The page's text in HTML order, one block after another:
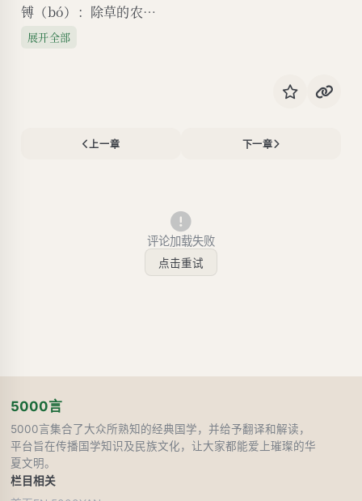
镈（bó）：除草的农…
展开全部
上一章 下一章
评论加载失败
点击重试
5000言
5000言集合了大众所熟知的经典国学，并给予翻译和解读，
平台旨在传播国学知识及民族文化，让大家都能爱上璀璨的华
夏文明。
栏目相关